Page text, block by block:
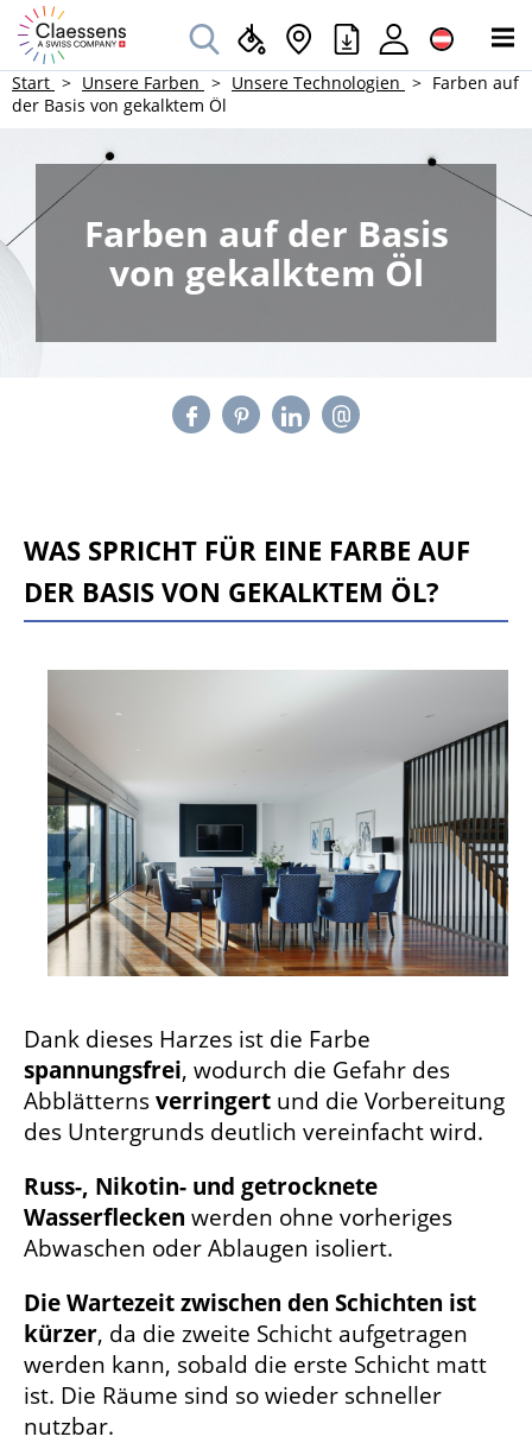
Start Unsere Farben Unsere Technologien
Farben auf
der Basis von gekalktem Öl
Farben auf der Basis
von gekalktem Öl
Was spricht für eine Farbe auf
der Basis von gekalktem Öl?
ist
ein
spezifisches
Bindemittel
mit
vielen
positiven
Eigenschaften.
Dank dieses Harzes ist die Farbe
spannungsfrei, wodurch die Gefahr des
Abblätternsverringert und die Vorbereitung
des Untergrunds deutlich vereinfacht wird.
Russ-, Nikotin- und getrocknete
Wasserflecken werden ohne vorheriges
Abwaschen oder Ablaugen isoliert.
Die Wartezeit zwischen den Schichten ist
kürzer, da die zweite Schicht aufgetragen
werden kann, sobald die erste Schicht matt
ist. Die Räume sind so wieder schneller
nutzbar.